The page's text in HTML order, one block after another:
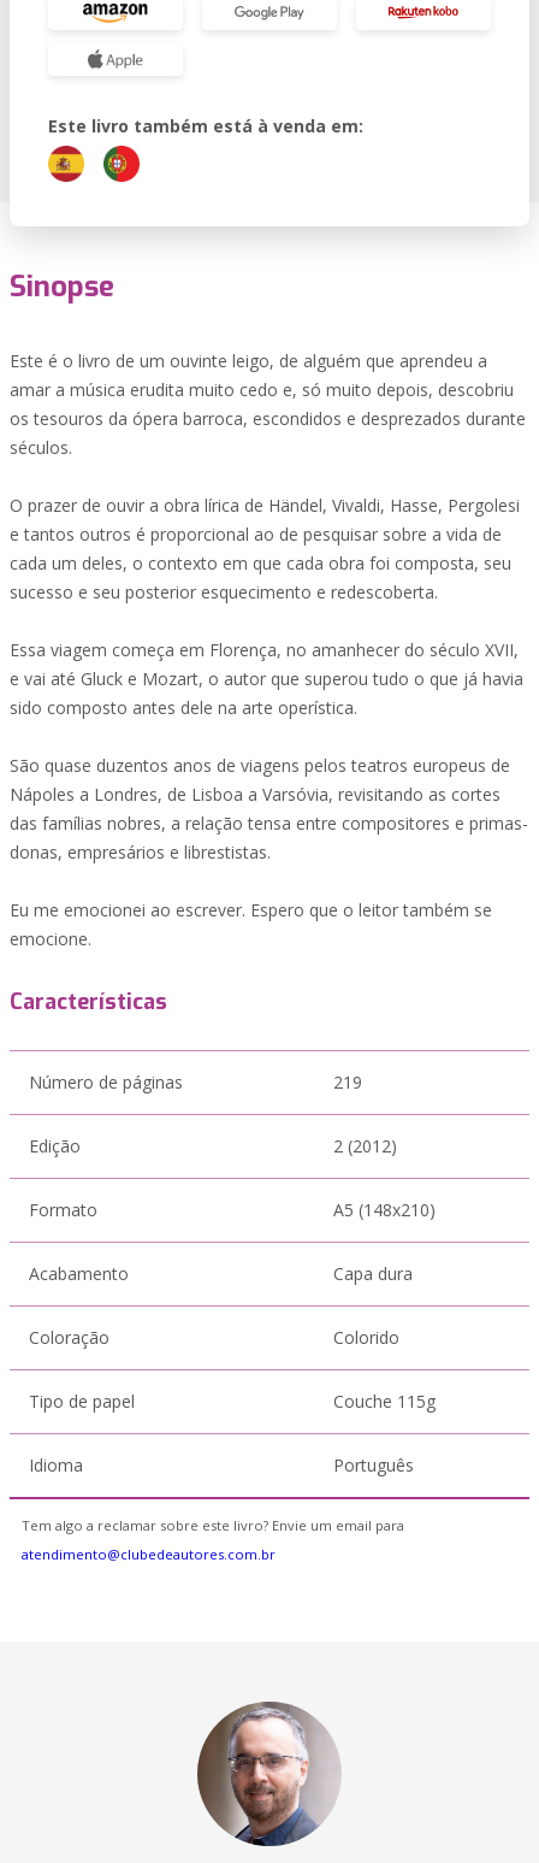
Este livro também está à venda em:
Sinopse
Este é o livro de um ouvinte leigo, de alguém que aprendeu a
amar a música erudita muito cedo e, só muito depois, descobriu
os tesouros da ópera barroca, escondidos e desprezados durante
séculos.
O prazer de ouvir a obra lírica de Händel, Vivaldi, Hasse, Pergolesi
e tantos outros é proporcional ao de pesquisar sobre a vida de
cada um deles, o contexto em que cada obra foi composta, seu
sucesso e seu posterior esquecimento e redescoberta.
Essa viagem começa em Florença, no amanhecer do século XVII,
e vai até Gluck e Mozart, o autor que superou tudo o que já havia
sido composto antes dele na arte operística.
São quase duzentos anos de viagens pelos teatros europeus de
Nápoles a Londres, de Lisboa a Varsóvia, revisitando as cortes
das famílias nobres, a relação tensa entre compositores e primas-
donas, empresários e librestistas.
Eu me emocionei ao escrever. Espero que o leitor também se
emocione.
Características
Número de páginas 219
Edição 2 (2012)
Formato A5 (148x210)
Acabamento Capa dura
Coloração Colorido
Tipo de papel Couche 115g
Idioma Português
Tem algo a reclamar sobre este livro? Envie um email para
atendimento@clubedeautores.com.br